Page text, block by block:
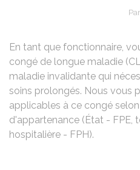
En tant que fonctionnaire,
congé de longue maladie
maladie invalidante qui
soins prolongés. Nous vous
applicables à ce congé
d'appartenance (État - FPE,
hospitalière - FPH).